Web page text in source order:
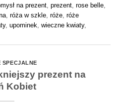
na prezent, prezent, rose belle,
, róża w szkle, róże, róże
, upominek, wieczne kwiaty,
SPECJALNE
prezent na
Kobiet